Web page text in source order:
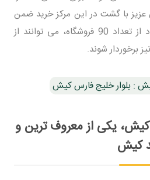
با گشت در این مرکز خرید ضمن
خرید کالاهای مورد نظر خود از تعداد 90 فروشگاه، می توانند از
برخوردار شوند.
: بلوار خلیج فارس کیش
یکی از معروف ترین و
کیش